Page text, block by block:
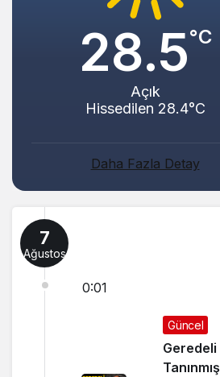
28.5°C
Açık
Hissedilen 28.4°C
Daha Fazla Detay
7
Ağustos
0:01
Güncel
Geredeli
Tanınmış